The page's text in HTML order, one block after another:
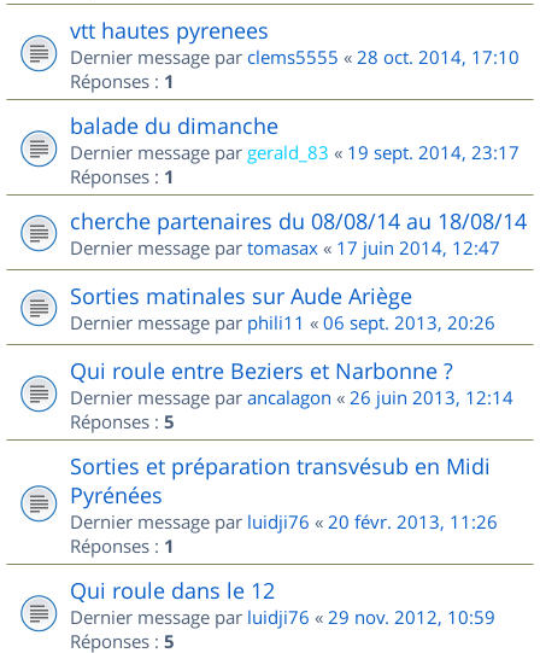
vtt hautes pyrenees
Dernier message par clems5555 « 28 oct. 2014, 17:10
Réponses : 1
balade du dimanche
Dernier message par gerald_83 « 19 sept. 2014, 23:17
Réponses : 1
cherche partenaires du 08/08/14 au 18/08/14
Dernier message par tomasax « 17 juin 2014, 12:47
Sorties matinales sur Aude Ariège
Dernier message par phili11 « 06 sept. 2013, 20:26
Qui roule entre Beziers et Narbonne ?
Dernier message par ancalagon « 26 juin 2013, 12:14
Réponses : 5
Sorties et préparation transvésub en Midi
Pyrénées
Dernier message par luidji76 « 20 févr. 2013, 11:26
Réponses : 1
Qui roule dans le 12
Dernier message par luidji76 « 29 nov. 2012, 10:59
Réponses : 5